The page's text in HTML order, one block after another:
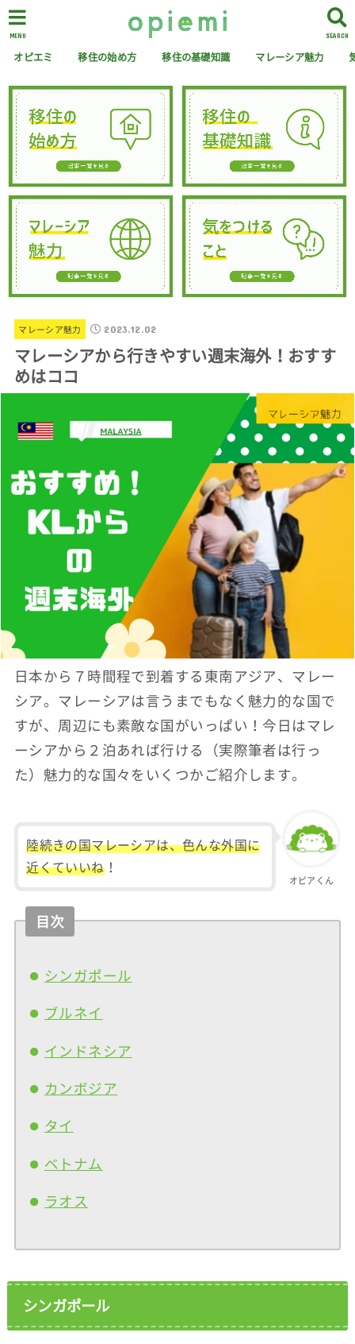
SEARCH
MENU
オピエミ 移住の始め方 移住の基礎知識 マレーシア魅力
マレーシア魅力 2023.12.02
マレーシアから行きやすい週末海外！おすす
めはココ
日本から７時間程で到着する東南アジア、マレー
シア。マレーシアは言うまでもなく魅力的な国で
すが、周辺にも素敵な国がいっぱい！今日はマレ
ーシアから２泊あれば行ける（実際筆者は行っ
た）魅力的な国々をいくつかご紹介します。
オピアくん
陸続きの国マレーシアは、色んな外国に
近くていいね！
目次
シンガポール
ブルネイ
インドネシア
カンボジア
タイ
ベトナム
ラオス
シンガポール